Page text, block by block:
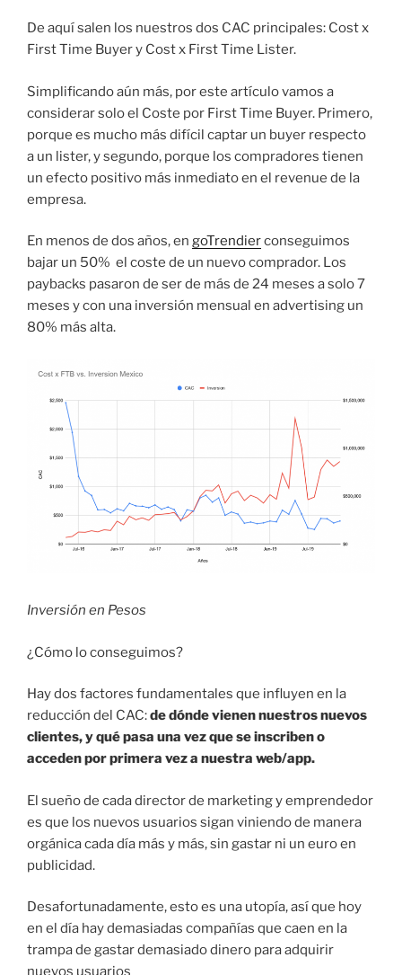
De aquí salen los nuestros dos CAC principales: Cost x
First Time Buyer y Cost x First Time Lister.
Simplificando aún más, por este artículo vamos a
considerar solo el Coste por First Time Buyer. Primero,
porque es mucho más difícil captar un buyer respecto
a un lister, y segundo, porque los compradores tienen
un efecto positivo más inmediato en el revenue de la
empresa.
En menos de dos años, en goTrendierconseguimos
bajar un 50% el coste de un nuevo comprador. Los
paybacks pasaron de ser de más de 24 meses a solo 7
meses y con una inversión mensual en advertising un
80% más alta.
Inversión en Pesos
¿Cómo lo conseguimos?
Hay dos factores fundamentales que influyen en la
reducción del CAC:de dónde vienen nuestros nuevos
clientes, y qué pasa una vez que se inscriben o
acceden por primera vez a nuestra web/app.
El sueño de cada director de marketing y emprendedor
es que los nuevos usuarios sigan viniendo de manera
orgánica cada día más y más, sin gastar ni un euro en
publicidad.
Desafortunadamente, esto es una utopía, así que hoy
en el día hay demasiadas compañías que caen en la
trampa de gastar demasiado dinero para adquirir
nuevos usuarios